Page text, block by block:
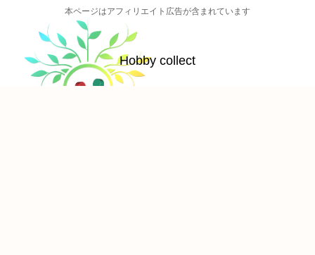
本ページはアフィリエイト広告が含まれています
Hobby collect